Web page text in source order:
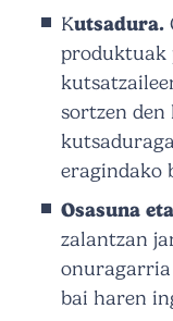
Kutsadura.
sortzen den
eragindako
Osasuna
zalantzan
onuragarria
bai haren